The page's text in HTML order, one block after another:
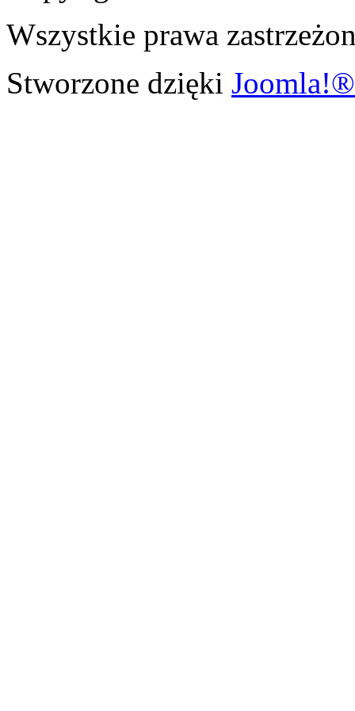
Wszystkie prawa
Stworzone dzięki Joomla!®